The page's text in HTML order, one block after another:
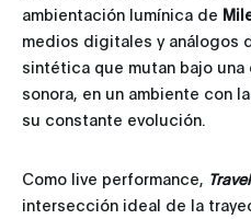
ambientación lumínica de
medios digitales y análogos
sintética que mutan bajo
sonora, en un ambiente con
su constante evolución.
Como live performance,
intersección ideal de la